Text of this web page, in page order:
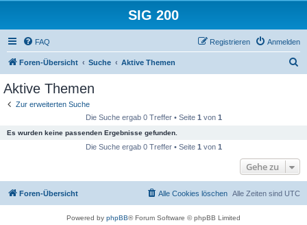
SIG 200
FAQ Anmelden
Registrieren
Foren-Übersicht Suche Aktive Themen
Aktive Themen
Zur erweiterten Suche
Die Suche ergab 0 Treffer • Seite 1 von 1
Es wurden keine passenden Ergebnisse gefunden.
Die Suche ergab 0 Treffer • Seite 1 von 1
Gehe zu
Foren-Übersicht Alle Zeiten sind UTC
Alle Cookies löschen
Powered by phpBB® Forum Software © phpBB Limited